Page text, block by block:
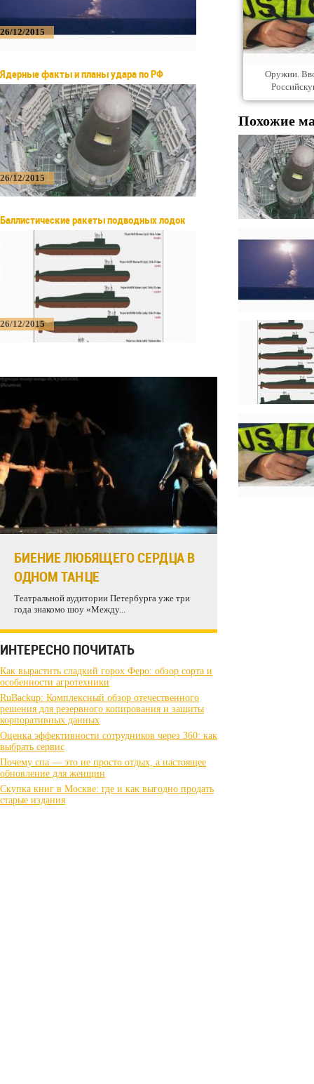
26/12/2015
Ядерные факты и планы удара по РФ
26/12/2015
Баллистические ракеты подводных лодок
26/12/2015
БИЕНИЕ ЛЮБЯЩЕГО СЕРДЦА В
ОДНОМ ТАНЦЕ
Театральной аудитории Петербурга уже три
года знакомо шоу «Между...
ИНТЕРЕСНО ПОЧИТАТЬ
Как вырастить сладкий горох Феро: обзор сорта и
особенности агротехники
RuBackup: Комплексный обзор отечественного
решения для резервного копирования и защиты
корпоративных данных
Оценка эффективности сотрудников через 360: как
выбрать сервис
Почему спа — это не просто отдых, а настоящее
обновление для женщин
Скупка книг в Москве: где и как выгодно продать
старые издания
Оружии.
Похожие